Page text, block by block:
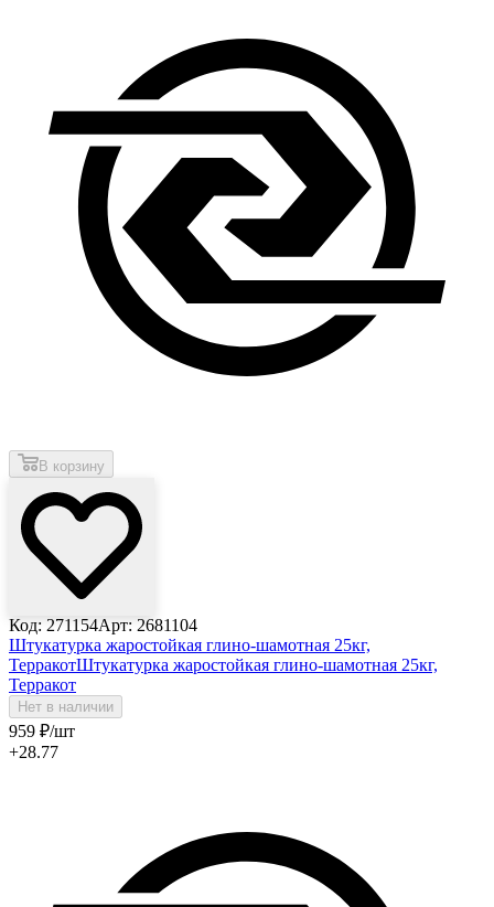
В корзину
Код: 271154Арт: 2681104
Штукатурка жаростойкая глино-шамотная 25кг,
ТерракотШтукатурка жаростойкая глино-шамотная 25кг,
Терракот
Нет в наличии
959 ₽/шт
+28.77